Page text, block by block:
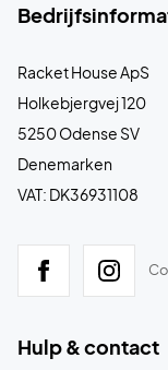
Racket House ApS
Holkebjergvej 120
5250 Odense SV
Denemarken
VAT: DK36931108
Hulp & contact